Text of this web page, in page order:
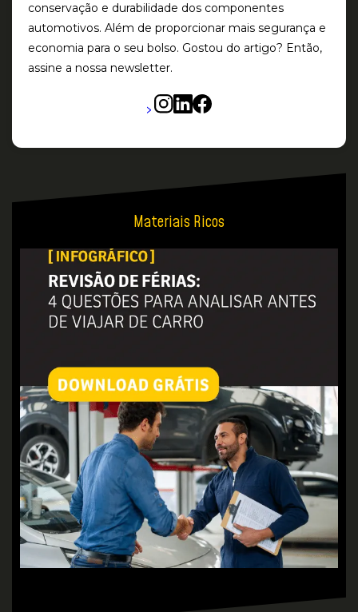
conservação e durabilidade dos componentes
automotivos. Além de proporcionar mais segurança e
economia para o seu bolso. Gostou do artigo? Então,
assine a nossa newsletter.
>
Materiais Ricos